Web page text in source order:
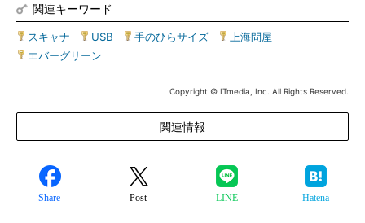
関連キーワード
スキャナ USB 手のひらサイズ 上海問屋
エバーグリーン
Copyright © ITmedia, Inc. All Rights Reserved.
関連情報
Share Post LINE Hatena